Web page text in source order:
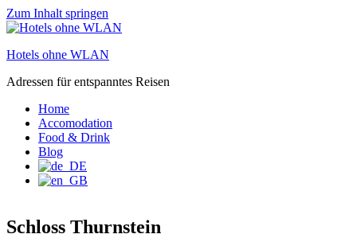
Zum Inhalt springen
Hotels ohne WLAN
Adressen für entspanntes Reisen
Home
Accomodation
Food & Drink
Blog
Schloss Thurnstein